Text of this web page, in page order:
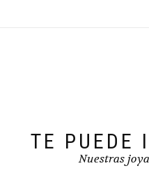
TE PUEDE
Nuestras